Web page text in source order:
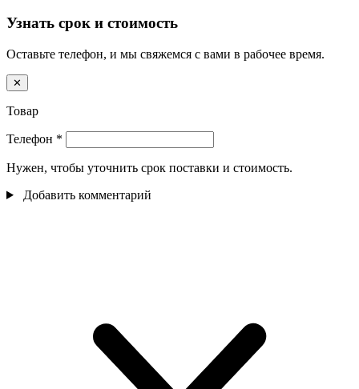
Узнать срок и стоимость
Оставьте телефон, и мы свяжемся с вами в рабочее время.
✕
Товар
Телефон *
Нужен, чтобы уточнить срок поставки и стоимость.
Добавить комментарий